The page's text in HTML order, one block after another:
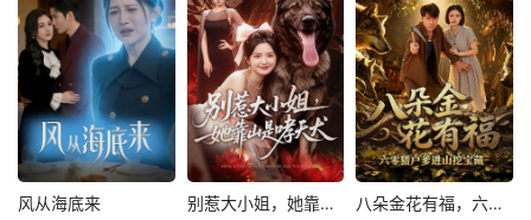
风从海底来 别惹大小姐，她靠山是哮天犬 八朵金花有福，六零猎户爹进山挖宝藏